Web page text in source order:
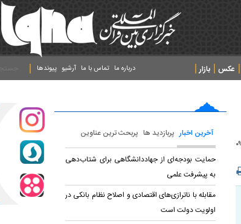
عکس
بازار
پیوندها آرشیو تماس با ما درباره ما
آخرین اخبار پربازدید ها پربحث ترین عناوین
حمایت بودجه‌ای از جهاددانشگاهی برای شتاب‌دهی
به پیشرفت علمی
مقابله با ناترازی‌های اقتصادی و اصلاح نظام بانکی در
اولویت دولت است